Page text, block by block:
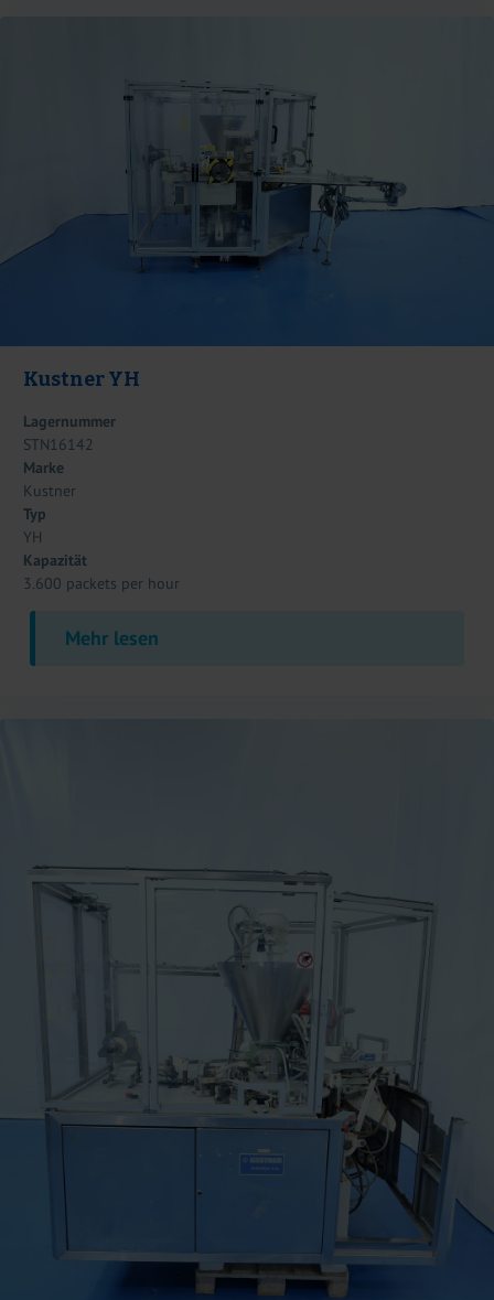
Kustner YH
Lagernummer
STN16142
Marke
Kustner
Typ
YH
Kapazität
3.600 packets per hour
Mehr lesen